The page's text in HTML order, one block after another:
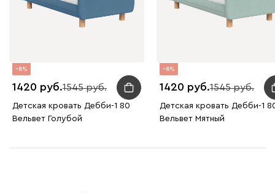
8
1420 1545
Детская кровать Дебби-1 80
Вельвет Голубой
8
1420 1545
Детская кровать Дебби-1
Вельвет Мятный